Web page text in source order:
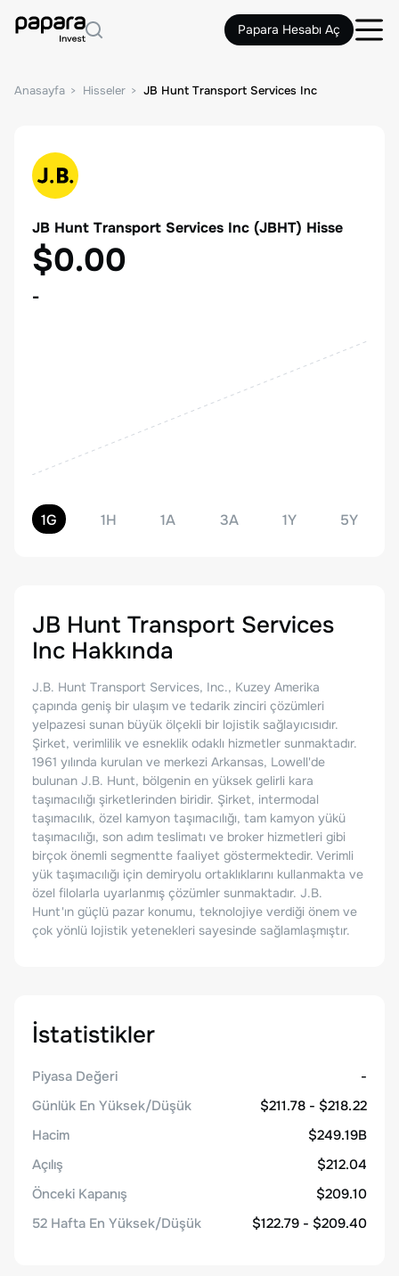
Papara Hesabı Aç
Anasayfa Hisseler JB Hunt Transport Services Inc
JB Hunt Transport Services Inc (JBHT) Hisse
$0.00
-
1G 1H 1A 3A 1Y 5Y
JB Hunt Transport Services
Inc Hakkında
J.B. Hunt Transport Services, Inc., Kuzey Amerika
çapında geniş bir ulaşım ve tedarik zinciri çözümleri
yelpazesi sunan büyük ölçekli bir lojistik sağlayıcısıdır.
Şirket, verimlilik ve esneklik odaklı hizmetler sunmaktadır.
1961 yılında kurulan ve merkezi Arkansas, Lowell'de
bulunan J.B. Hunt, bölgenin en yüksek gelirli kara
taşımacılığı şirketlerinden biridir. Şirket, intermodal
taşımacılık, özel kamyon taşımacılığı, tam kamyon yükü
taşımacılığı, son adım teslimatı ve broker hizmetleri gibi
birçok önemli segmentte faaliyet göstermektedir. Verimli
yük taşımacılığı için demiryolu ortaklıklarını kullanmakta ve
özel filolarla uyarlanmış çözümler sunmaktadır. J.B.
Hunt'ın güçlü pazar konumu, teknolojiye verdiği önem ve
çok yönlü lojistik yetenekleri sayesinde sağlamlaşmıştır.
İstatistikler
Piyasa Değeri
-
Günlük En Yüksek/Düşük
$211.78 - $218.22
Hacim
$249.19B
Açılış
$212.04
Önceki Kapanış
$209.10
52 Hafta En Yüksek/Düşük
$122.79 - $209.40